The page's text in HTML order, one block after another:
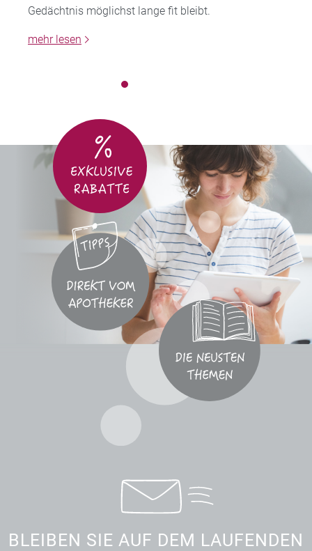
Gedächtnis möglichst lange fit bleibt.
mehr lesen
BLEIBEN SIE AUF DEM LAUFENDEN